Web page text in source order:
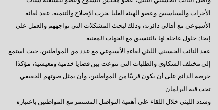
الأحزاب والسياسيين وعضو الهيئة العليا لحزب الإصلاح والتنمية، عقد لقائه
الأسبوعي مع أهالي دائرته، وذلك لبحث المشكلات التي تواجههم والعمل على
إيجاد حلول عاجلة لها بالتنسيق مع الجهات المعنية.
عقد النائب الحسيني الليثي لقاءه الأسبوعي مع عدد من المواطنين، حيث استمع
إلى مختلف الشكاوى والطلبات التي تنوعت بين قضايا خدمية ومعيشية، مؤكدًا
حرصه الدائم على أن يكون قريبًا من المواطنين، وأن يمثل صوتهم الحقيقي
تحت قبة البرلمان.
وشدد الليثي خلال اللقاء على أهمية التواصل المستمر مع المواطنين باعتباره